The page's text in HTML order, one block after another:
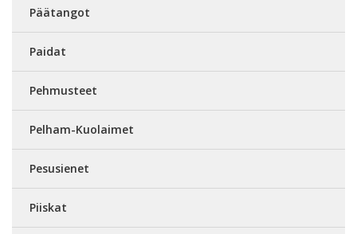
Päätangot
Paidat
Pehmusteet
Pelham-Kuolaimet
Pesusienet
Piiskat